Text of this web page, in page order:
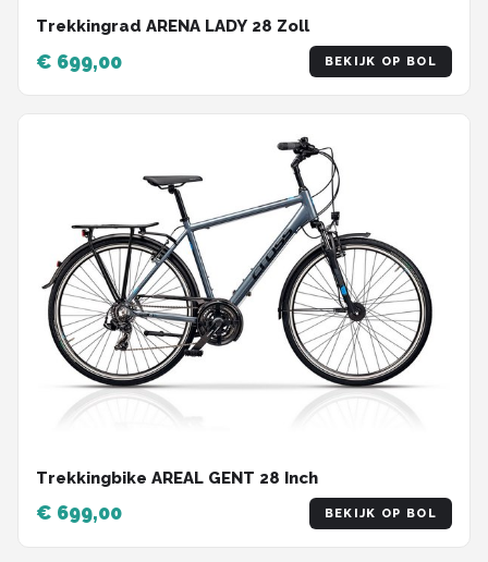
Trekkingrad ARENA LADY 28 Zoll
€ 699,00 BEKIJK OP BOL
Trekkingbike AREAL GENT 28 Inch
€ 699,00 BEKIJK OP BOL